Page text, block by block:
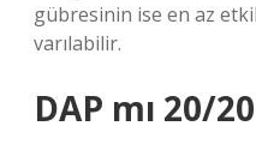
gübresinin ise en az
varılabilir.
DAP mı 20/